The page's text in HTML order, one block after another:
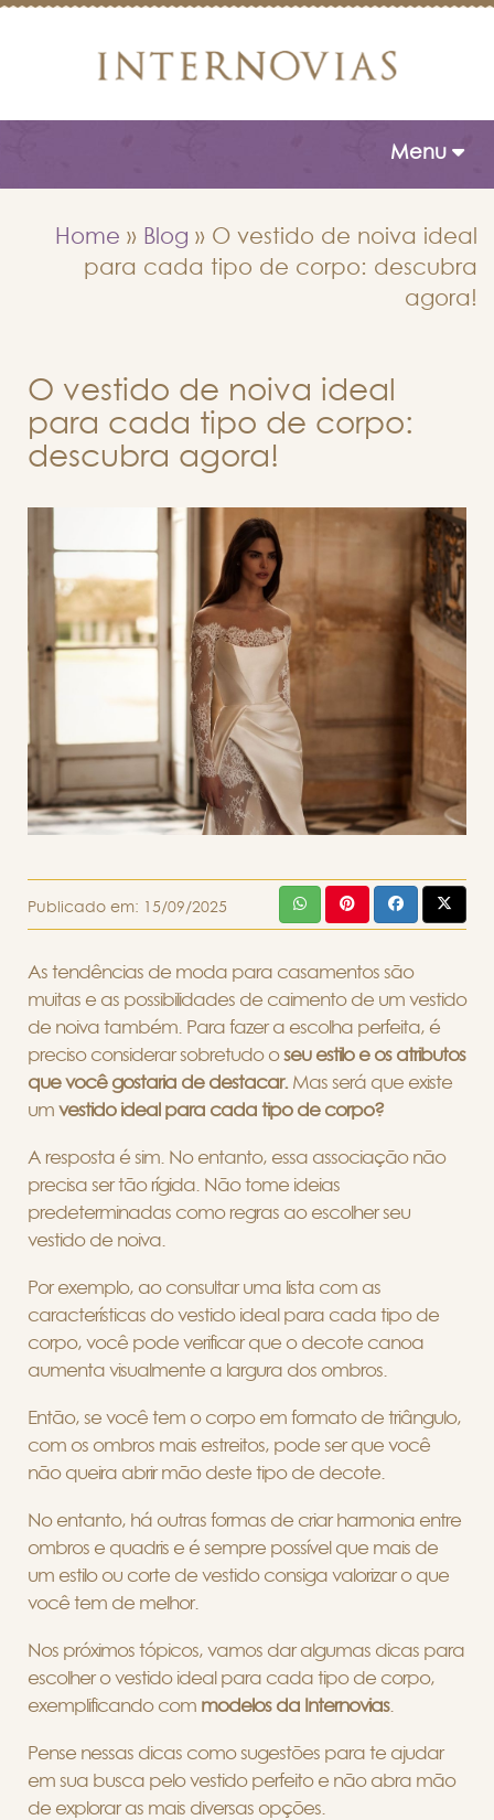
Toggle
Menu
Home » Blog » O vestido de noiva ideal
para cada tipo de corpo: descubra
agora!
O vestido de noiva ideal
para cada tipo de corpo:
descubra agora!
Publicado em: 15/09/2025
As tendências de moda para casamentos são
muitas e as possibilidades de caimento de um vestido
de noiva também. Para fazer a escolha perfeita, é
preciso considerar sobretudo oseu estilo e os atributos
que você gostaria de destacar. Mas será que existe
um vestido ideal para cada tipo de corpo?
A resposta é sim. No entanto, essa associação não
precisa ser tão rígida. Não tome ideias
predeterminadas como regras ao escolher seu
vestido de noiva.
Por exemplo, ao consultar uma lista com as
características do vestido ideal para cada tipo de
corpo, você pode verificar que o decote canoa
aumenta visualmente a largura dos ombros.
Então, se você tem o corpo em formato de triângulo,
com os ombros mais estreitos, pode ser que você
não queira abrir mão deste tipo de decote.
No entanto, há outras formas de criar harmonia entre
ombros e quadris e é sempre possível que mais de
um estilo ou corte de vestido consiga valorizar o que
você tem de melhor.
Nos próximos tópicos, vamos dar algumas dicas para
escolher o vestido ideal para cada tipo de corpo,
exemplificando com modelos da Internovias.
Pense nessas dicas como sugestões para te ajudar
em sua busca pelo vestido perfeito e não abra mão
de explorar as mais diversas opções.